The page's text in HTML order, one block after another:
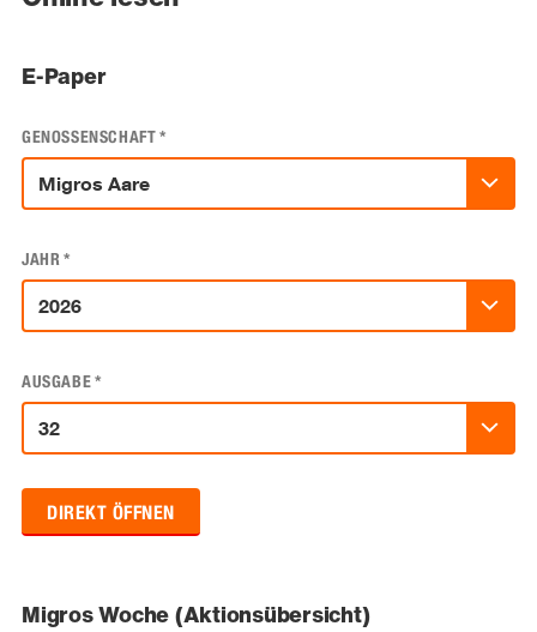
E-Paper
GENOSSENSCHAFT*
JAHR*
AUSGABE*
DIREKT ÖFFNEN
Migros Woche (Aktionsübersicht)